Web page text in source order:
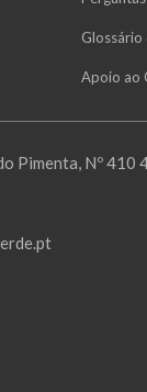
Glossário
Apoio ao
Pimenta, Nº 410